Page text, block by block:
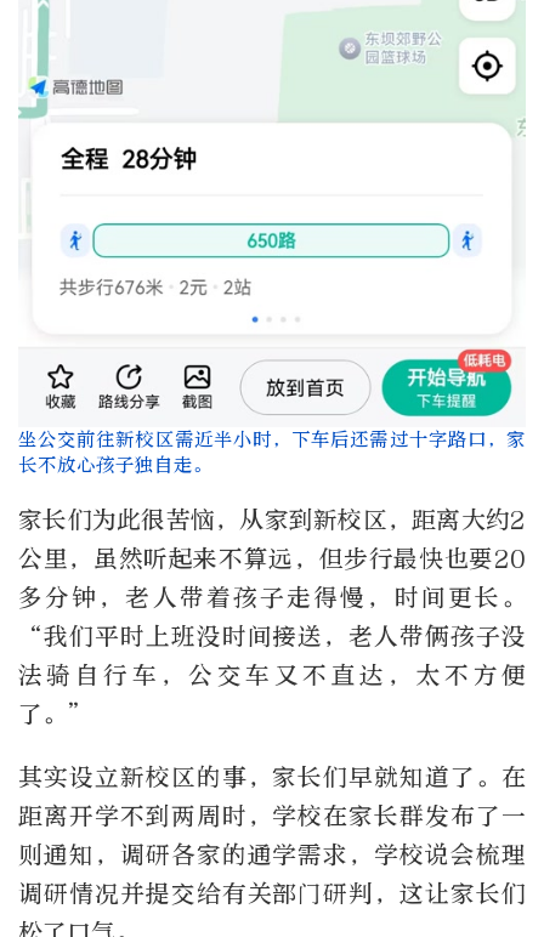
坐公交前往新校区需近半小时，下车后还需过十字路口，家
长不放心孩子独自走。
家长们为此很苦恼，从家到新校区，距离大约2
公里，虽然听起来不算远，但步行最快也要20
多分钟，老人带着孩子走得慢，时间更长。
“我们平时上班没时间接送，老人带俩孩子没
法骑自行车，公交车又不直达，太不方便
了。 ”
其实设立新校区的事，家长们早就知道了。在
距离开学不到两周时，学校在家长群发布了一
则通知，调研各家的通学需求，学校说会梳理
调研情况并提交给有关部门研判，这让家长们